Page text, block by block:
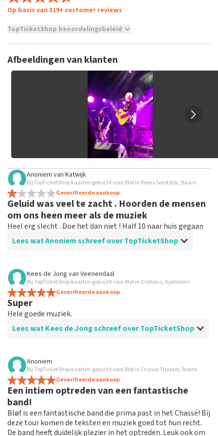
Op basis van 319+ customer reviews
TopTicketShop beoordelingsbeleid
niet mogelijk om een review achter te laten als je geen
tickets hebt aangeschaft bij TopTicketShop. Reviews met
grof taalgebruik en/of onwaarheden worden niet geplaatst.
Het kan enkele weken duren voordat een review wordt
Afbeeldingen van klanten
Anoniem van Katwijk
Bij TopTicketShop kaarten gekocht voor Blof in Paleis Soestdijk, Baarn
Geverifieerde aankoop
Geluid was veel te zacht . Hoorden de mensen
om ons heen meer als de muziek
Heel erg slecht . Doe het dan niet ! Half 10 naar huis gegaan
Lees wat Anoniem schreef over TopTicketShop
Beoordeling van Anoniem over
Blof
Dat gedeelte ging prima ! Alleen muziek viel enorm
tegen ! Als ik dit had geweten had ik niet gegaan
Kees de Jong van Veenendaal
Bij TopTicketShop kaarten gekocht voor Blof in Orpheus, Apeldoorn
Geverifieerde aankoop
Super
Hele goede muziek.
Lees wat Kees de Jong schreef over TopTicketShop
Beoordeling van Kees de Jong over
Alles goed geregeld.
Anoniem
Bij TopTicketShop kaarten gekocht voor Blof in Chasse Theater, Breda
Geverifieerde aankoop
Een intiem optreden van een fantastische
band!
Bløf is een fantastische band die prima past in het Chassé! Bij
deze tour komen de teksten en muziek goed tot hun recht.
De band heeft duidelijk plezier in het optreden. Leuk ook om